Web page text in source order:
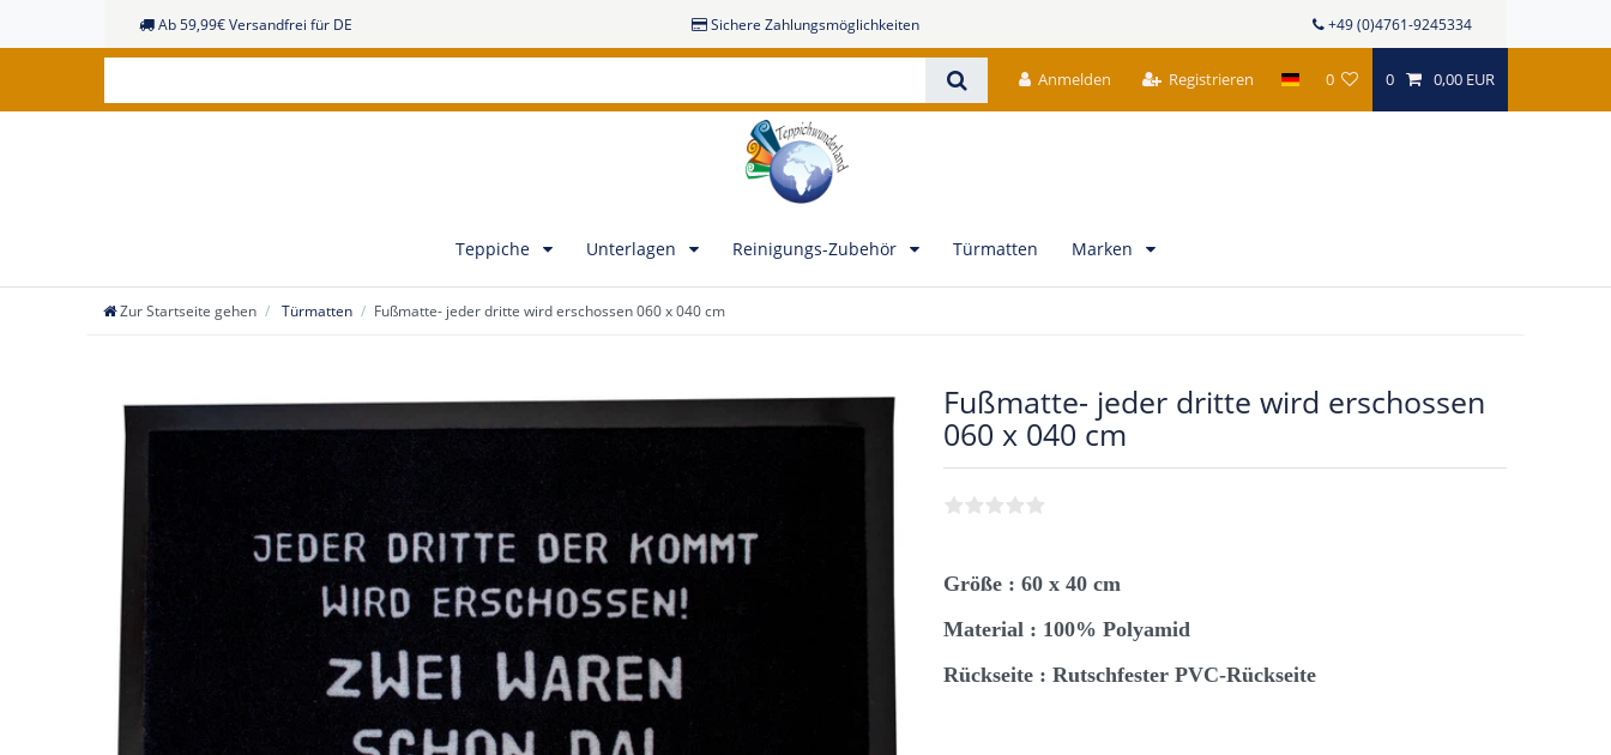
Ab 59,99€ Versandfrei für DE Sichere Zahlungsmöglichkeiten +49 (0)4761-9245334
Anmelden Registrieren 0 0 0,00 EUR
Teppiche Unterlagen Reinigungs-Zubehör Türmatten Marken
Zur Startseite gehen Türmatten Fußmatte- jeder dritte wird erschossen 060 x 040 cm
Fußmatte- jeder dritte wird erschossen
060 x 040 cm
Größe : 60 x 40 cm
Material : 100% Polyamid
Rückseite : Rutschfester PVC-Rückseite